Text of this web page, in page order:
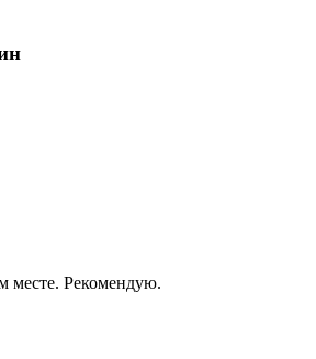
месте. Рекомендую.